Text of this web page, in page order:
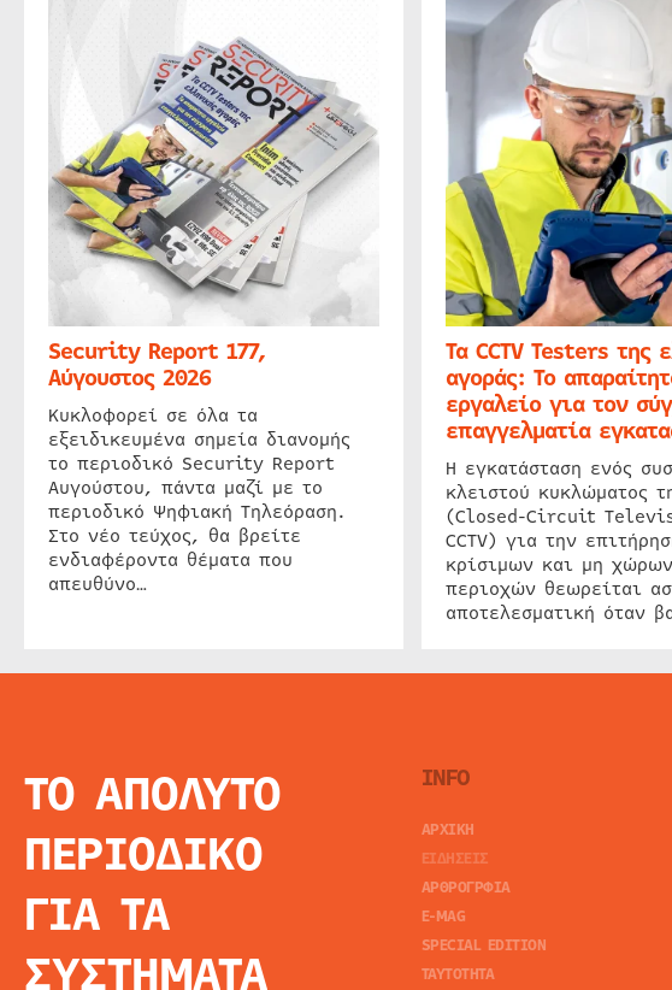
Security Report 177,
Αύγουστος 2026
Κυκλοφορεί σε όλα τα
εξειδικευμένα σημεία διανομής
το περιοδικό Security Report
Αυγούστου, πάντα μαζί με το
περιοδικό Ψηφιακή Τηλεόραση.
Στο νέο τεύχος, θα βρείτε
ενδιαφέροντα θέματα που
απευθύνο…
Τα CCTV Testers της
αγοράς: Το
εργαλείο για τον
επαγγελματία
Η εγκατάσταση ενός
κλειστού κυκλώματος
(Closed-Circuit
CCTV) για την
κρίσιμων και μη
περιοχών θεωρείται
αποτελεσματική όταν
ΤΟ ΑΠΟΛΥΤΟ
ΠΕΡΙΟΔΙΚΟ
ΓΙΑ ΤΑ
ΣΥΣΤΗΜΑΤΑ
INFO
ΑΡΧΙΚΗ
ΕΙΔΗΣΕΙΣ
ΑΡΘΡΟΓΡΦΙΑ
E-MAG
SPECIAL EDITION
ΤΑΥΤΟΤΗΤΑ